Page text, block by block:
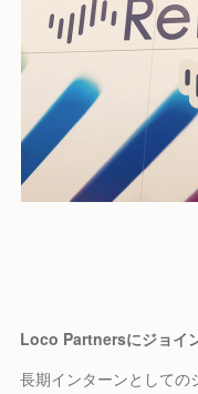
Loco Partnersにジョイ
長期インターンとしての